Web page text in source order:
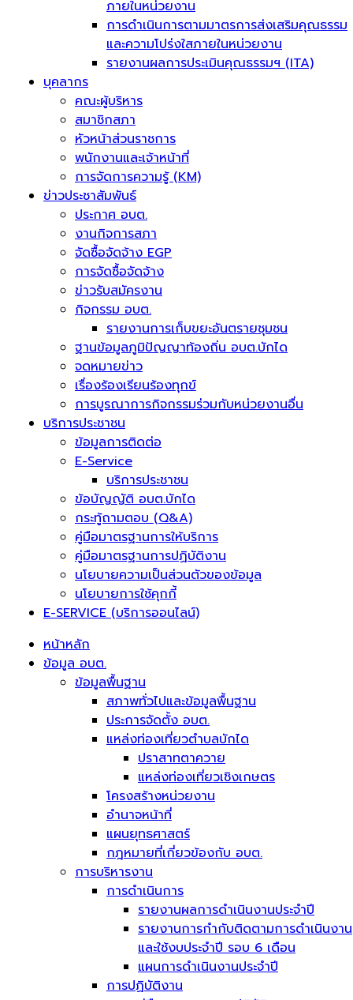
ภายในหน่วยงาน
การดำเนินการตามมาตรการส่งเสริมคุณธรรม
และความโปร่งใสภายในหน่วยงาน
รายงานผลการประเมินคุณธรรมฯ (ITA)
บุคลากร
คณะผู้บริหาร
สมาชิกสภา
หัวหน้าส่วนราชการ
พนักงานและเจ้าหน้าที่
การจัดการความรู้ (KM)
ข่าวประชาสัมพันธ์
ประกาศ อบต.
งานกิจการสภา
จัดซื้อจัดจ้าง EGP
การจัดซื้อจัดจ้าง
ข่าวรับสมัครงาน
กิจกรรม อบต.
รายงานการเก็บขยะอันตรายชุมชน
ฐานข้อมูลภูมิปัญญาท้องถิ่น อบต.บักได
จดหมายข่าว
เรื่องร้องเรียนร้องทุกข์
การบูรณาการกิจกรรมร่วมกับหน่วยงานอื่น
บริการประชาชน
ข้อมูลการติดต่อ
E-Service
บริการประชาชน
ข้อบัญญัติ อบต.บักได
กระทู้ถามตอบ (Q&A)
คู่มือมาตรฐานการให้บริการ
คู่มือมาตรฐานการปฏิบัติงาน
นโยบายความเป็นส่วนตัวของข้อมูล
นโยบายการใช้คุกกี้
E-SERVICE (บริการออนไลน์)
หน้าหลัก
ข้อมูล อบต.
ข้อมูลพื้นฐาน
สภาพทั่วไปและข้อมูลพื้นฐาน
ประการจัดตั้ง อบต.
แหล่งท่องเที่ยวตำบลบักได
ปราสาทตาควาย
แหล่งท่องเที่ยวเชิงเกษตร
โครงสร้างหน่วยงาน
อำนาจหน้าที่
แผนยุทธศาสตร์
กฎหมายที่เกี่ยวข้องกับ อบต.
การบริหารงาน
การดำเนินการ
รายงานผลการดำเนินงานประจำปี
รายงานการกำกับติดตามการดำเนินงาน
และใช้งบประจำปี รอบ 6 เดือน
แผนการดำเนินงานประจำปี
การปฏิบัติงาน